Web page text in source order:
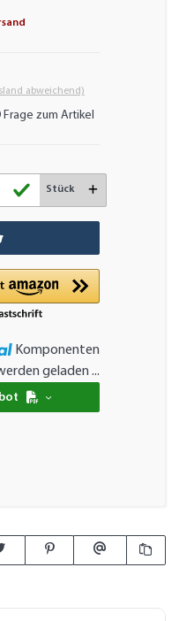
abweichend)
Frage zum Artikel
Stück
Komponenten
geladen ...